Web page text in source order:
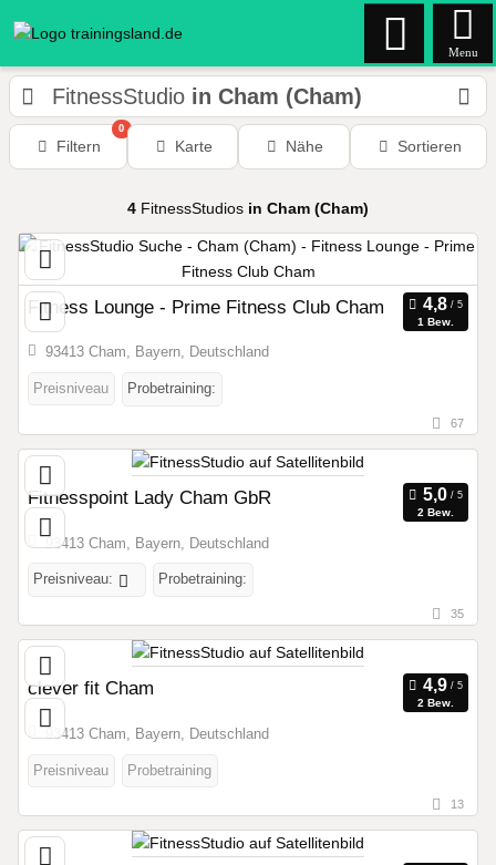
Menu
FitnessStudio in Cham (Cham)
Filtern
0
Karte Nähe Sortieren
4 FitnessStudios in Cham (Cham)
Fitness Lounge - Prime Fitness Club Cham
1 Bew.
93413 Cham, Bayern, Deutschland
Preisniveau Probetraining:
67
Fitnesspoint Lady Cham GbR
2 Bew.
93413 Cham, Bayern, Deutschland
Preisniveau: Probetraining:
35
clever fit Cham
2 Bew.
93413 Cham, Bayern, Deutschland
Preisniveau Probetraining
13